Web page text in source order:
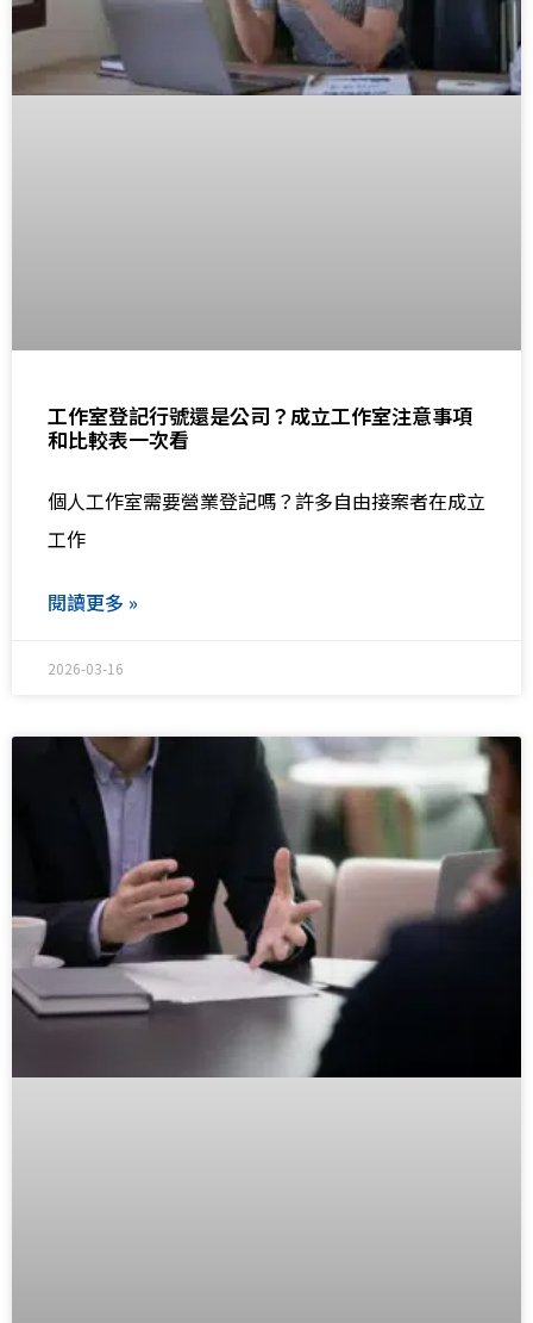
工作室登記行號還是公司？成立工作室注意事項
和比較表一次看
個人工作室需要營業登記嗎？許多自由接案者在成立
工作
閱讀更多 »
2026-03-16